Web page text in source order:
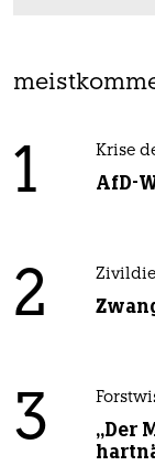
1 Krise
AfD-
2
3
„Der